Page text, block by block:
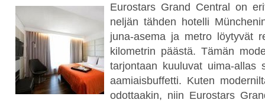
Eurostars Grand Central on
neljän tähden hotelli
juna-asema ja metro löytyvät
kilometrin päästä. Tämän
tarjontaan kuuluvat uima-allas
aamiaisbuffetti. Kuten
odottaakin, niin Eurostars